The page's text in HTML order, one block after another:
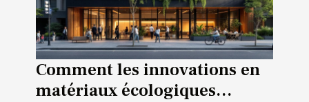
Comment les innovations en
matériaux écologiques